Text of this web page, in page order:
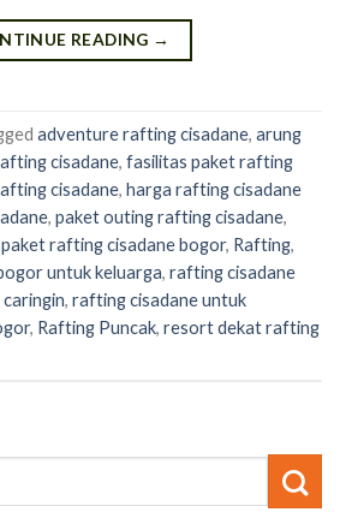
READING →
adventure rafting cisadane, arung
cisadane, fasilitas paket rafting
cisadane, harga rafting cisadane
, paket outing rafting cisadane,
paket rafting cisadane bogor, Rafting,
untuk keluarga, rafting cisadane
, rafting cisadane untuk
, Rafting Puncak, resort dekat rafting